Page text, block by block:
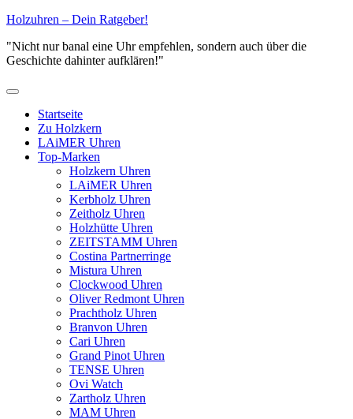
Zum
springen
Holzuhren – Dein Ratgeber!
"Nicht nur banal eine Uhr empfehlen, sondern auch über die
Geschichte dahinter aufklären!"
Primäres
Startseite
Zu Holzkern
LAiMER Uhren
Top-Marken
Holzkern Uhren
LAiMER Uhren
Kerbholz Uhren
Zeitholz Uhren
Holzhütte Uhren
ZEITSTAMM Uhren
Costina Partnerringe
Mistura Uhren
Clockwood Uhren
Oliver Redmont Uhren
Prachtholz Uhren
Branvon Uhren
Cari Uhren
Grand Pinot Uhren
TENSE Uhren
Ovi Watch
Zartholz Uhren
MAM Uhren